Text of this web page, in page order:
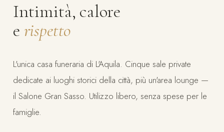
Intimità, calore
e rispetto
L'unica casa funeraria di L'Aquila. Cinque sale private
dedicate ai luoghi storici della città, più un'area lounge —
il Salone Gran Sasso. Utilizzo libero, senza spese per le
famiglie.